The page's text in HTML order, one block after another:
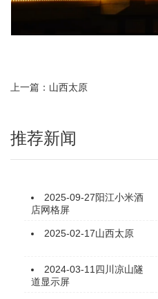
上一篇：山西太原
推荐新闻
2025-09-27阳江小米酒
店网格屏
2025-02-17山西太原
2024-03-11四川凉山隧
道显示屏